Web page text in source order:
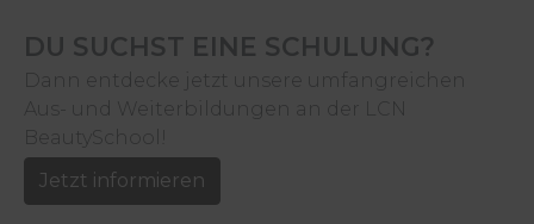
DU SUCHST EINE SCHULUNG?
Dann entdecke jetzt unsere umfangreichen
Aus- und Weiterbildungen an der LCN
BeautySchool!
Jetzt informieren